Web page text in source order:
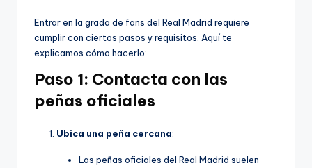
Entrar en la grada de fans del Real Madrid requiere
cumplir con ciertos pasos y requisitos. Aquí te
explicamos cómo hacerlo:
Paso 1: Contacta con las
peñas oficiales
Ubica una peña cercana:
Las peñas oficiales del Real Madrid suelen